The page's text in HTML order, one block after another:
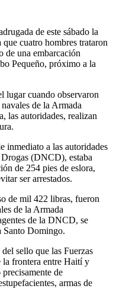
de este sábado la
cuatro hombres trataron
de una embarcación
Pequeño, próximo a la
lugar cuando observaron
de la Armada
las autoridades, realizan
inmediato a las autoridades
(DNCD), estaba
de 254 pies de eslora,
ser arrestados.
de mil 422 libras, fueron
de la Armada
de la DNCD, se
Santo Domingo.
sello que las Fuerzas
la frontera entre Haití y
de
armas de